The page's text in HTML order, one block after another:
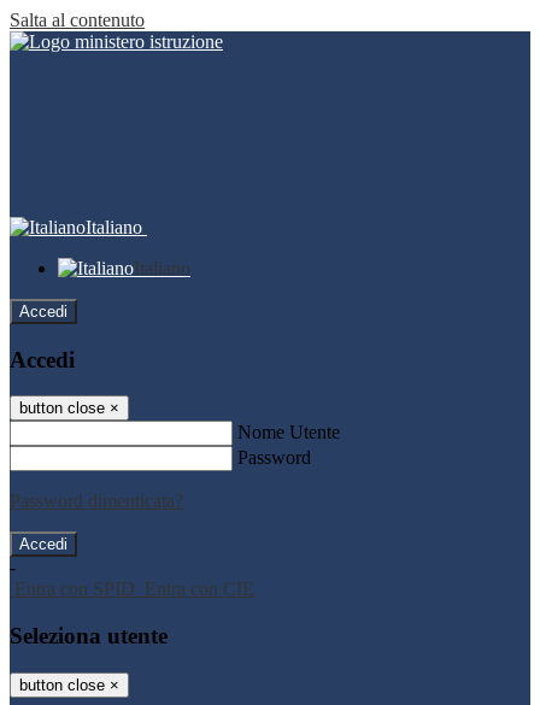
Salta al contenuto
Italiano
Italiano
Accedi
Accedi
button close ×
Nome Utente
Password
Password dimenticata?
-
Entra con SPID Entra con CIE
Seleziona utente
button close ×